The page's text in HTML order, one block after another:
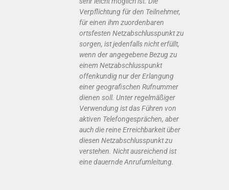
Verpflichtung für den Teilnehmer,
für einen ihm zuordenbaren
ortsfesten Netzabschlusspunkt zu
sorgen, ist jedenfalls nicht erfüllt,
wenn der angegebene Bezug zu
einem Netzabschlusspunkt
offenkundig nur der Erlangung
einer geografischen Rufnummer
dienen soll. Unter regelmäßiger
Verwendung ist das Führen von
aktiven Telefongesprächen, aber
auch die reine Erreichbarkeit über
diesen Netzabschlusspunkt zu
verstehen. Nicht ausreichend ist
eine dauernde Anrufumleitung.